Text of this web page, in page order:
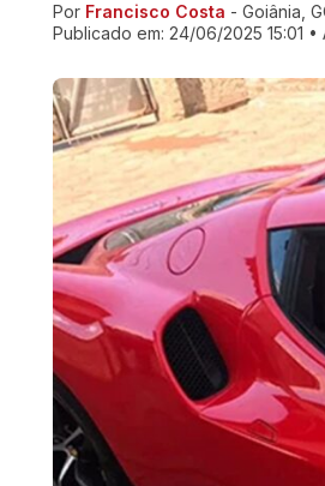
Ir direto pra matéria
Por Francisco Costa - Goiânia,
Publicado em: 24/06/2025 15:01 •